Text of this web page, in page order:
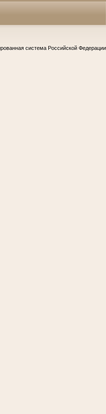
система Российской